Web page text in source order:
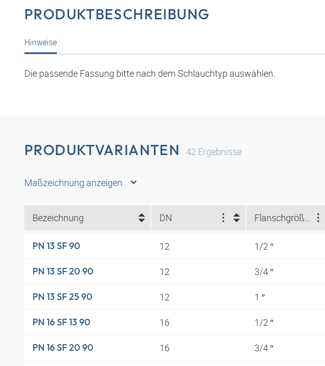
PRODUKTBESCHREIBUNG
Hinweise
Die passende Fassung bitte nach dem Schlauchtyp auswählen.
PRODUKTVARIANTEN 42 Ergebnisse
Maßzeichnung anzeigen
Bezeichnung DN Flanschgröße (")
PN 13 SF 90 12 1/2 ″
PN 13 SF 20 90 12 3/4 ″
PN 13 SF 25 90 12 1 ″
PN 16 SF 13 90 16 1/2 ″
PN 16 SF 20 90 16 3/4 ″